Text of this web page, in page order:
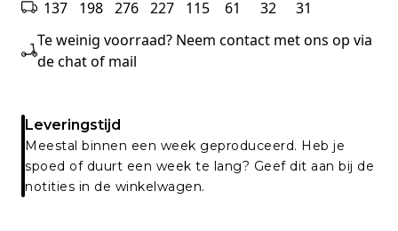
137
198
276
227
115
61
32
31
Te weinig voorraad? Neem contact met ons op via
de chat of mail
Leveringstijd
Meestal binnen een week geproduceerd. Heb je
spoed of duurt een week te lang? Geef dit aan bij de
notities in de winkelwagen.